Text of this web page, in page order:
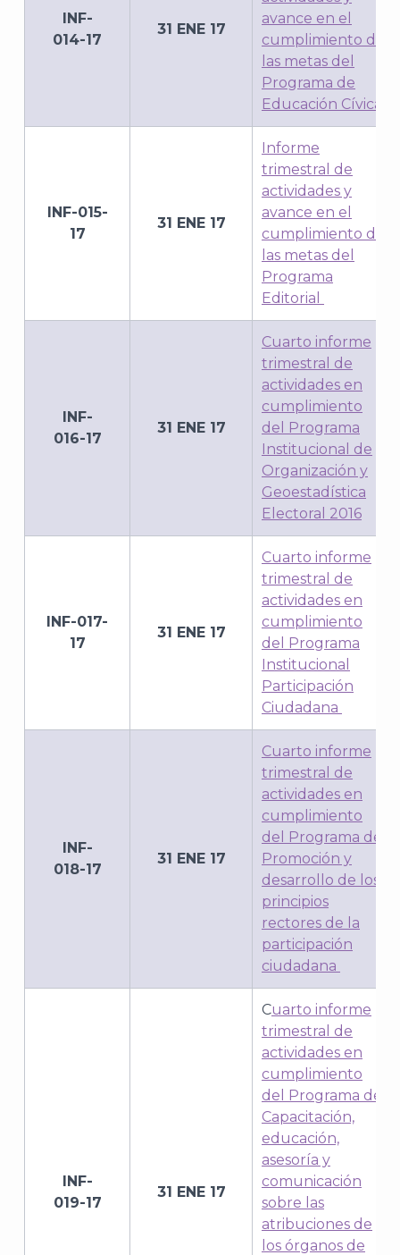
INF-
014-17
31 ENE 17
avance en el
cumplimiento de
las metas del
Programa de
Educación Cívica
INF-015-
17
31 ENE 17
Informe
trimestral de
actividades y
avance en el
cumplimiento de
las metas del
Programa
Editorial
INF-
016-17
31 ENE 17
Cuarto informe
trimestral de
actividades en
cumplimiento
del Programa
Institucional de
Organización y
Geoestadística
Electoral 2016
INF-017-
17
31 ENE 17
Cuarto informe
trimestral de
actividades en
cumplimiento
del Programa
Institucional
Participación
Ciudadana
INF-
018-17
31 ENE 17
Cuarto informe
trimestral de
actividades en
cumplimiento
del Programa de
Promoción y
desarrollo de los
principios
rectores de la
participación
ciudadana
INF-
019-17
31 ENE 17
Cuarto informe
trimestral de
actividades en
cumplimiento
del Programa de
Capacitación,
educación,
asesoría y
comunicación
sobre las
atribuciones de
los órganos de